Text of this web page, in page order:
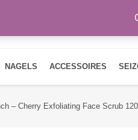
NAGELS ACCESSOIRES
– Cherry Exfoliating Face Scrub